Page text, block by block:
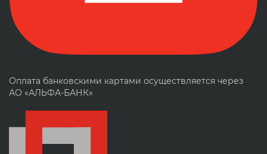
Оплата банковскими картами осуществляется через
АО «АЛЬФА-БАНК»